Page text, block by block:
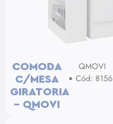
COMODA
C/MESA
GIRATORIA
– QMOVI
QMOVI
Cód: 8156